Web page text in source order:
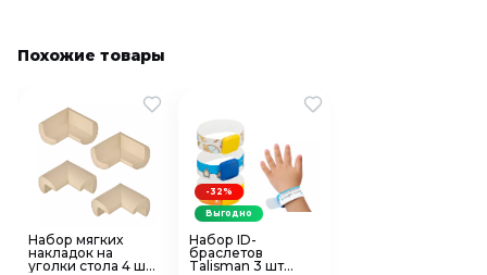
Похожие товары
Набор мягких
накладок на
уголки стола 4 шт
Набор ID-
браслетов
Talisman 3 шт
-32%
Выгодно